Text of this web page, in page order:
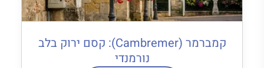
קמברמר (Cambremer): קסם ירוק בלב
נורמנדי